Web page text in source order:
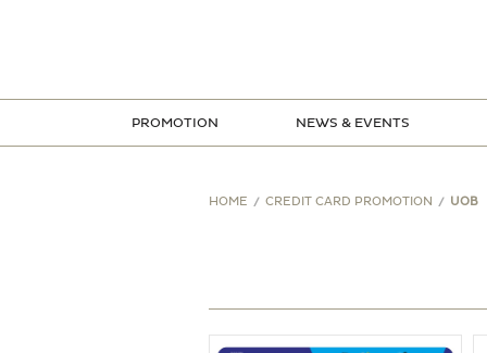
PROMOTION NEWS & EVENTS
HOME CREDIT CARD PROMOTION UOB